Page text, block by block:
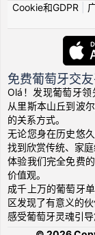
Cookie和GDPR
免费葡萄牙交
Olá！发现葡萄牙
从里斯本山丘到波
的关系方式。
无论您身在历史悠
找到欣赏传统、家
体验我们完全免费
价值观。
成千上万的葡萄牙
区发现了有意义的伙
感受葡萄牙灵魂引